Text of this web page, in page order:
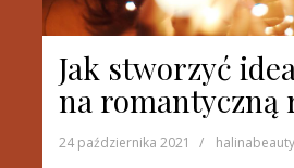
Jak stworzyć
na romantyczną
24 października 2021